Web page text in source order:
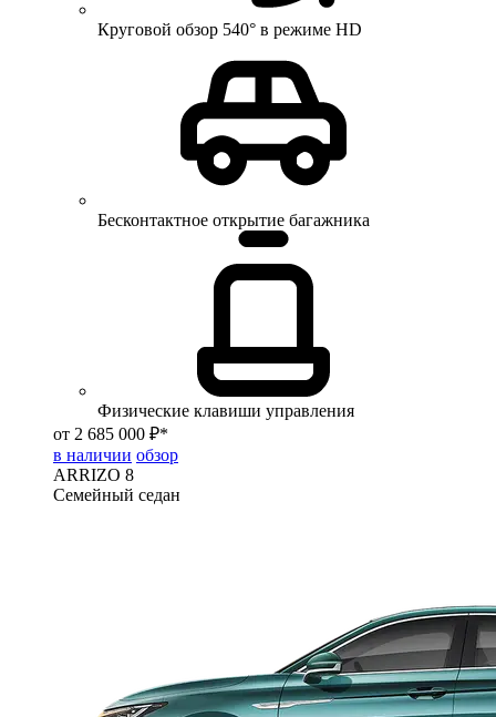
Круговой обзор 540° в режиме HD
Бесконтактное открытие багажника
Физические клавиши управления
от 2 685 000 ₽*
в наличии обзор
ARRIZO 8
Семейный седан